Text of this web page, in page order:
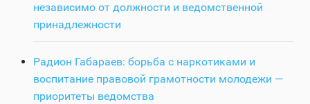
независимо от должности и ведомственной
принадлежности
Радион Габараев: борьба с наркотиками и
воспитание правовой грамотности молодежи —
приоритеты ведомства